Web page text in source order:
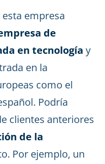
empresa
de
en tecnología y
en la
como el
Podría
clientes anteriores
de la
Por ejemplo, un